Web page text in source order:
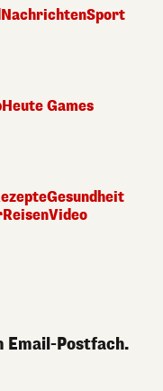
NachrichtenSport
Heute Games
Gesundheit
ReisenVideo
Email-Postfach.